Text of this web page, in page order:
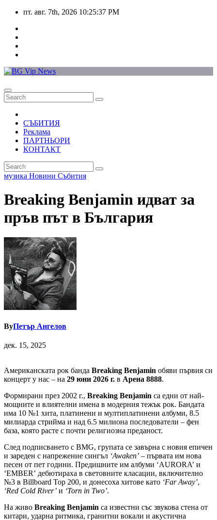
Skip
content
пт. авг. 7th, 2026 10:25:37 PM
СЪБИТИЯ
Реклама
ПАРТНЬОРИ
КОНТАКТ
музика Новини Събития
Breaking Benjamin идват за
пръв път в България
ByПетър Ангелов
дек. 15, 2025
Американската рок банда Breaking Benjamin обяви първия си
концерт у нас – на 29 юни 2026 г. в Арена 8888.
Формирани през 2002 г., Breaking Benjamin са едни от най-
мощните и влиятелни имена в модерния тежък рок. Бандата
има 10 №1 хита, платинени и мултиплатинени албуми, 8.5
милиарда стрийма и над 6.5 милиона последователи – фен
база, която расте с почти религиозна преданост.
След подписването с BMG, групата се завърна с новия епичен
и зареден с напрежение сингъл ‘Awaken’ – първата им нова
песен от пет години. Предишните им албуми ‘AURORA’ и
‘EMBER’ дебютираха в световните класации, включително
№3 в Billboard Top 200, и донесоха хитове като ‘Far Away’,
‘Red Cold River’ и ‘Torn in Two’.
На живо Breaking Benjamin са известни със звукова стена от
китари, ударна ритмика, гранитни вокали и акустична